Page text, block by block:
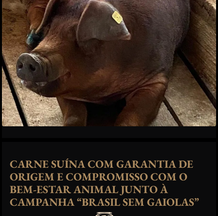
CARNE SUÍNA COM GARANTIA DE
ORIGEM E COMPROMISSO COM O
BEM-ESTAR ANIMAL JUNTO À
CAMPANHA “BRASIL SEM GAIOLAS”